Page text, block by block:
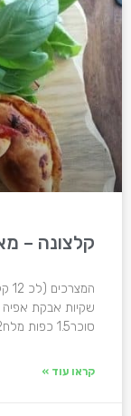
קלצונה –
סוכר1.5 כפות מלח1/2 כוס
קראו עוד »